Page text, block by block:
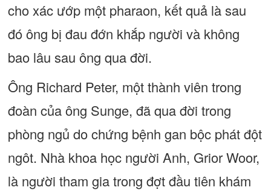
cho xác ướp một pharaon, kết quả là sau
đó ông bị đau đớn khắp người và không
bao lâu sau ông qua đời.
Ông Richard Peter, một thành viên trong
đoàn của ông Sunge, đã qua đời trong
phòng ngủ do chứng bệnh gan bộc phát đột
ngôt. Nhà khoa học người Anh, Grior Woor,
là người tham gia trong đợt đầu tiên khám